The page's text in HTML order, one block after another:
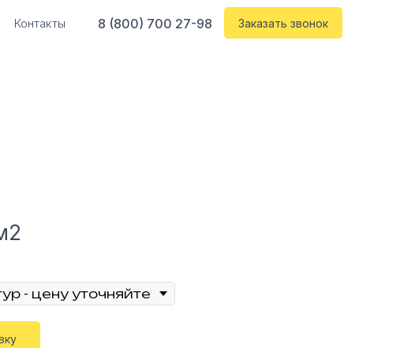
Заказать звонок
8 (800) 700 27-98
Контакты